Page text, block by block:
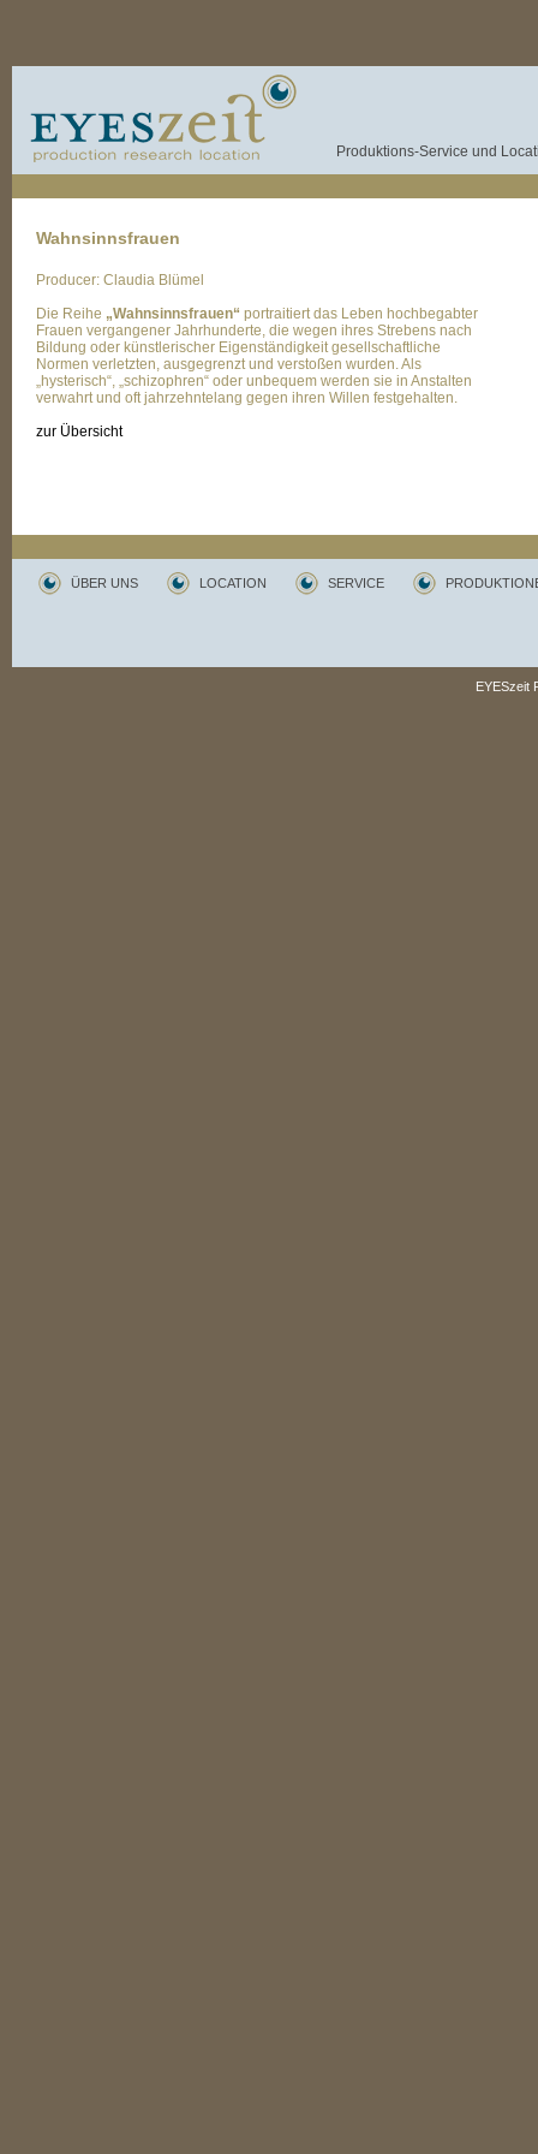
Produktions-Service und
Wahnsinnsfrauen
Producer: Claudia Blümel
Die Reihe „Wahnsinnsfrauen“ portraitiert das Leben hochbegabter
Frauen vergangener Jahrhunderte, die wegen ihres Strebens nach
Bildung oder künstlerischer Eigenständigkeit gesellschaftliche
Normen verletzten, ausgegrenzt und verstoßen wurden. Als
„hysterisch“, „schizophren“ oder unbequem werden sie in Anstalten
verwahrt und oft jahrzehntelang gegen ihren Willen festgehalten.
zur Übersicht
ÜBER UNS LOCATION SERVICE
EYESzeit